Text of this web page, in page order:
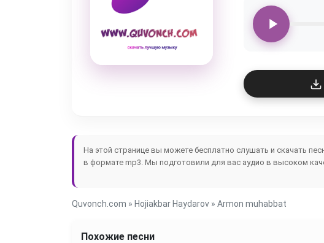
На этой странице вы можете бесплатно слушать и скачать
в формате mp3. Мы подготовили для вас аудио в высоком
Quvonch.com » Hojiakbar Haydarov » Armon muhabbat
Похожие песни